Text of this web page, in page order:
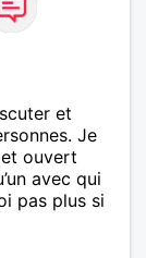
et
Je
et ouvert
avec qui
pas plus si